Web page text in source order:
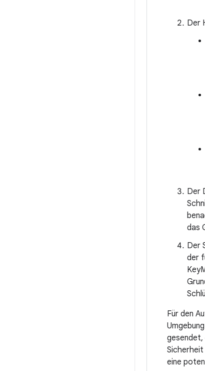
Der
Der
das
Der
der
Für den
gesendet,
Sicherheit
eine